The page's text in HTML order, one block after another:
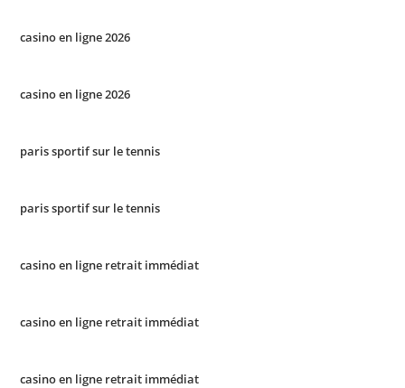
casino en ligne 2026
casino en ligne 2026
paris sportif sur le tennis
paris sportif sur le tennis
casino en ligne retrait immédiat
casino en ligne retrait immédiat
casino en ligne retrait immédiat